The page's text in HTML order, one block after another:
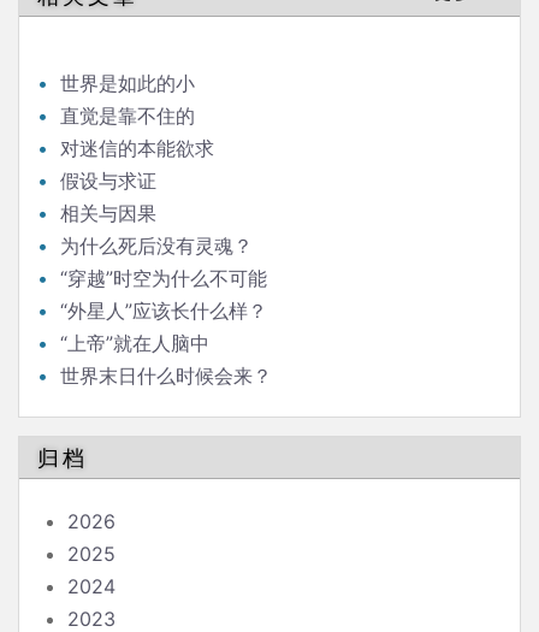
世界是如此的小
直觉是靠不住的
对迷信的本能欲求
假设与求证
相关与因果
为什么死后没有灵魂？
“穿越”时空为什么不可能
“外星人”应该长什么样？
“上帝”就在人脑中
世界末日什么时候会来？
归档
2026
2025
2024
2023